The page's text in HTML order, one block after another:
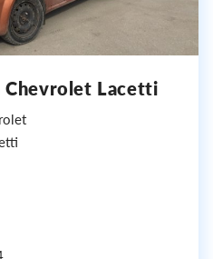
Chevrolet Lacetti